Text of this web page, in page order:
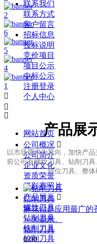
联系我们
联系方式
客户留言
招标信息
投标说明
竞价项目
项目公示
中标公示
注册登录
个人中心

网站首页
公司概况 
公司简介
企业文化
资质荣誉
摄影赛照片
产品展示 
螺纹刀具
钻削刀具
铣削刀具
铰削刀具
2
6
5
4
1


产品展
以市场需求为导向，加快产
前公司有螺纹刀具、钻削刀
转位刀具、整
钻削刀具
麻花钻是应用最广的
～80毫米。
钻削刀具
0.00